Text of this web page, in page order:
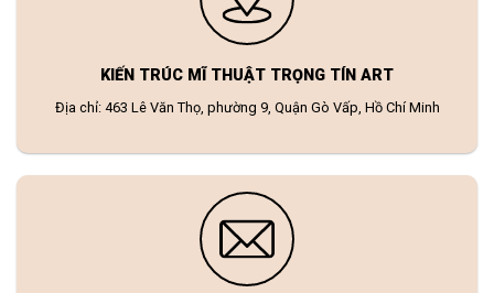
KIẾN TRÚC MĨ THUẬT TRỌNG TÍN ART
Địa chỉ: 463 Lê Văn Thọ, phường 9, Quận Gò Vấp, Hồ Chí Minh